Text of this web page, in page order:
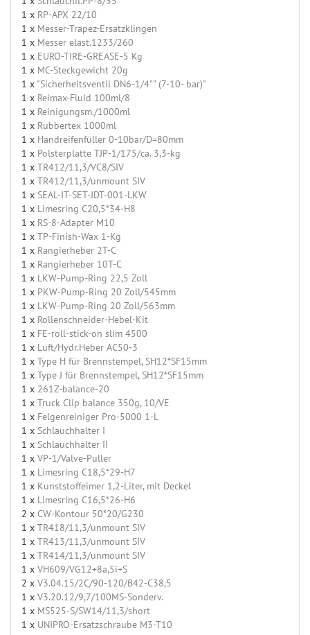
1 x RP-APX 22/10
1 x Messer-Trapez-Ersatzklingen
1 x Messer elast.1233/260
1 x EURO-TIRE-GREASE-5 Kg
1 x MC-Steckgewicht 20g
1 x "Sicherheitsventil DN6-1/4"" (7-10- bar)"
1 x Reimax-Fluid 100ml/8
1 x Reinigungsm./1000ml
1 x Rubbertex 1000ml
1 x Handreifenfüller 0-10bar/D=80mm
1 x Polsterplatte TJP-1/175/ca. 3,3-kg
1 x TR412/11,3/VC8/SIV
1 x TR412/11,3/unmount SIV
1 x SEAL-IT-SET-JDT-001-LKW
1 x Limesring C20,5*34-H8
1 x RS-8-Adapter M10
1 x TP-Finish-Wax 1-Kg
1 x Rangierheber 2T-C
1 x Rangierheber 10T-C
1 x LKW-Pump-Ring 22,5 Zoll
1 x PKW-Pump-Ring 20 Zoll/545mm
1 x LKW-Pump-Ring 20 Zoll/563mm
1 x Rollenschneider-Hebel-Kit
1 x FE-roll-stick-on slim 4500
1 x Luft/Hydr.Heber AC50-3
1 x Type H für Brennstempel, SH12*SF15mm
1 x Type J für Brennstempel, SH12*SF15mm
1 x 261Z-balance-20
1 x Truck Clip balance 350g, 10/VE
1 x Felgenreiniger Pro-5000 1-L
1 x Schlauchhalter I
1 x Schlauchhalter II
1 x VP-1/Valve-Puller
1 x Limesring C18,5*29-H7
1 x Kunststoffeimer 1,2-Liter, mit Deckel
1 x Limesring C16,5*26-H6
2 x CW-Kontour 50*20/G230
1 x TR418/11,3/unmount SIV
1 x TR413/11,3/unmount SIV
1 x TR414/11,3/unmount SIV
1 x VH609/VG12+8a,5i+S
2 x V3.04.15/2C/90-120/B42-C38,5
1 x V3.20.12/9,7/100MS-Sonderv.
1 x MS525-S/SW14/11,3/short
1 x UNIPRO-Ersatzschraube M3-T10